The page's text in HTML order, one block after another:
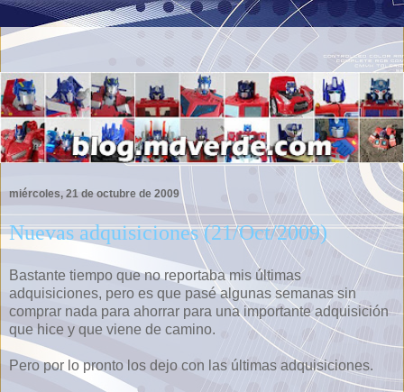
miércoles, 21 de octubre de 2009
Nuevas adquisiciones (21/Oct/2009)
Bastante tiempo que no reportaba mis últimas
adquisiciones, pero es que pasé algunas semanas sin
comprar nada para ahorrar para una importante adquisición
que hice y que viene de camino.
Pero por lo pronto los dejo con las últimas adquisiciones.